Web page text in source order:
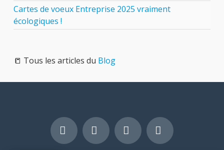
Cartes de voeux Entreprise 2025 vraiment
écologiques !
📒 Tous les articles du Blog